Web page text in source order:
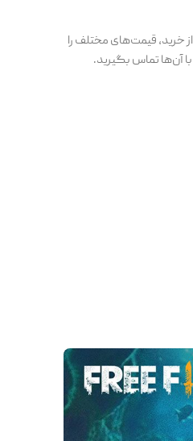
خرید، قیمت‌های مختلف را
آن‌ها تماس بگیرید.